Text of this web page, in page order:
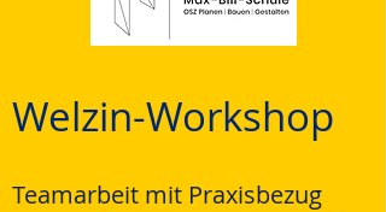
Welzin-Workshop
Teamarbeit mit Praxisbezug